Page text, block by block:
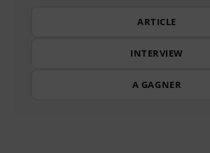
ARTICLE
INTERVIEW
A GAGNER